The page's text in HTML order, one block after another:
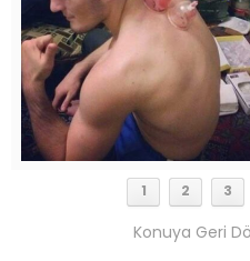
1 2 3
Konuya Geri